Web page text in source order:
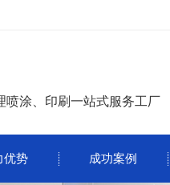
喷涂、印刷一站式服务工厂
优势 成功案例